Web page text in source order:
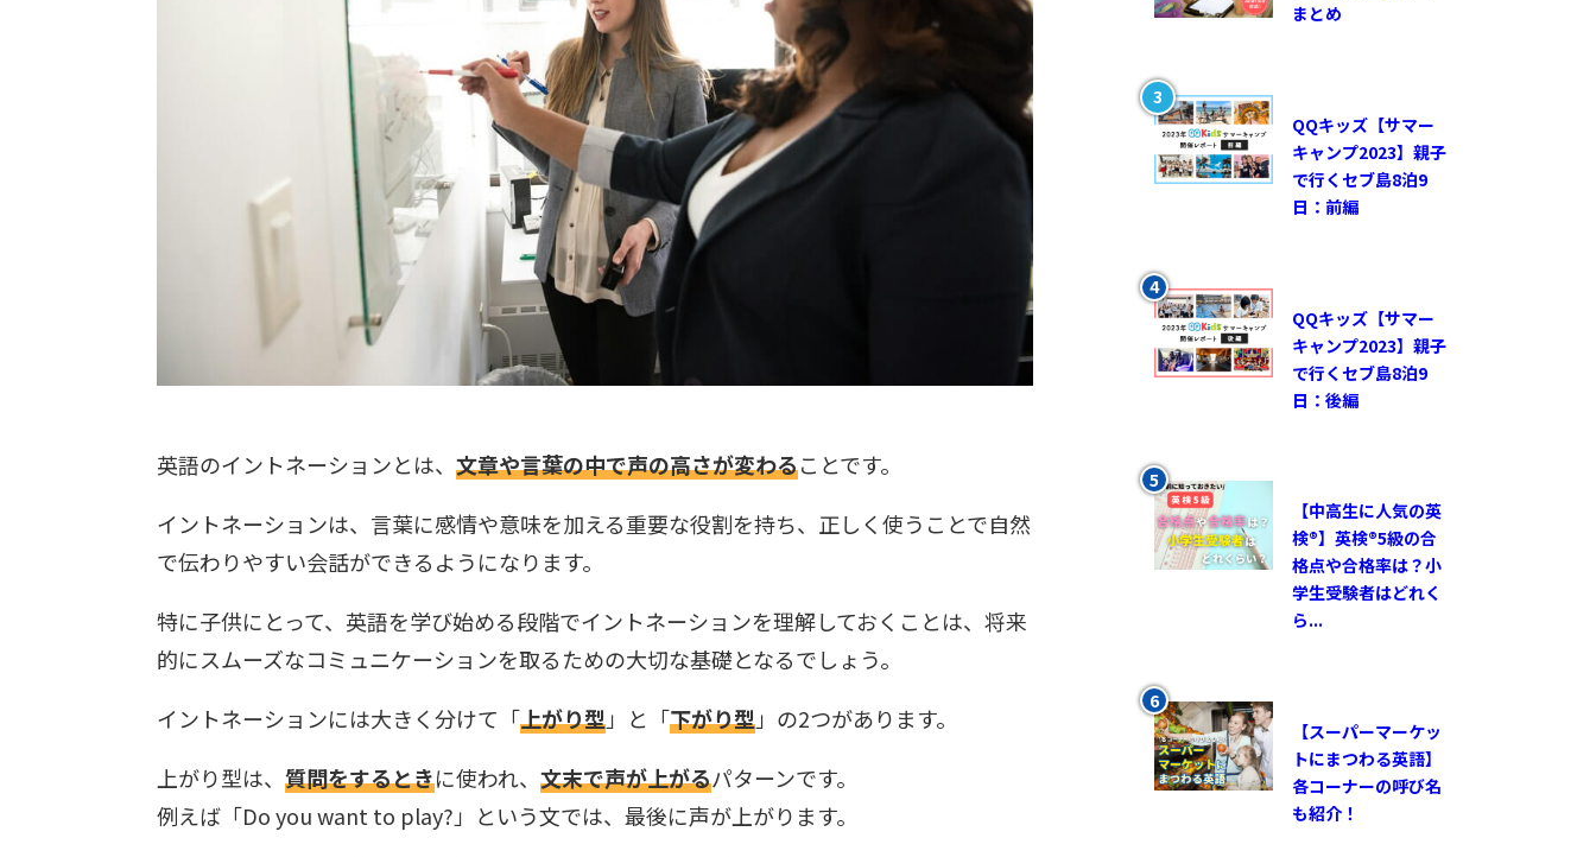
英語のイントネーションとは、 文章や言葉の中で声の高さが変わることです。
イントネーションは、言葉に感情や意味を加える重要な役割を持ち、正しく使うことで自然
で伝わりやすい会話ができるようになります。
特に子供にとって、英語を学び始める段階でイントネーションを理解しておくことは、将来
的にスムーズなコミュニケーションを取るための大切な基礎となるでしょう。
イントネーションには大きく分けて「上がり型」と「下がり型」の2つがあります。
上がり型は、 質問をするときに使われ、 文末で声が上がるパターンです。
例えば「Do you want to play?」という文では、最後に声が上がります。
まとめ
QQキッズ【サマー
キャンプ2023】親子
で行くセブ島8泊9
日：前編
QQキッズ【サマー
キャンプ2023】親子
で行くセブ島8泊9
日：後編
【中高生に人気の英
検®︎】英検®︎5級の合
格点や合格率は？小
学生受験者はどれく
ら...
【スーパーマーケッ
トにまつわる英語】
各コーナーの呼び名
も紹介！